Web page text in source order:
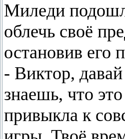
Миледи
облечь своё
остановив его
- Виктор,
знаешь, что
привыкла к